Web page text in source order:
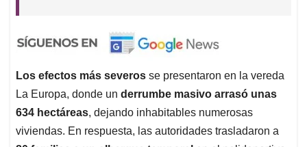
Los efectos más severos se presentaron en la vereda
La Europa, donde un derrumbe masivo arrasó unas
634 hectáreas, dejando inhabitables numerosas
viviendas. En respuesta, las autoridades trasladaron a